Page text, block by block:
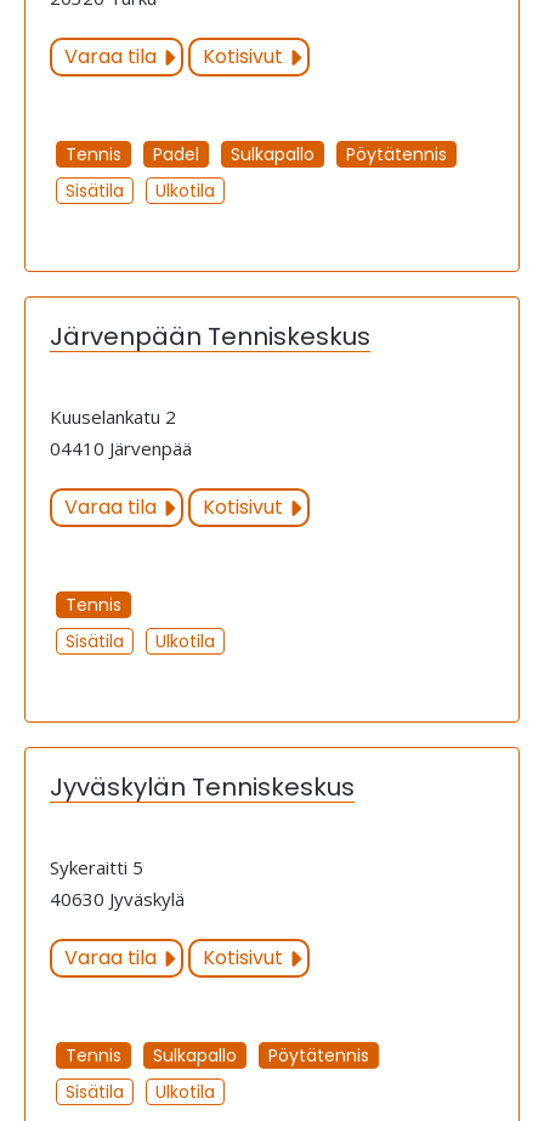
Varaa tila Kotisivut
Tennis Padel Sulkapallo
Pöytätennis
Sisätila
Ulkotila
Järvenpään Tenniskeskus
Kuuselankatu 2
04410 Järvenpää
Varaa tila Kotisivut
Tennis
Sisätila
Ulkotila
Jyväskylän Tenniskeskus
Sykeraitti 5
40630 Jyväskylä
Varaa tila Kotisivut
Tennis Sulkapallo
Pöytätennis
Sisätila
Ulkotila